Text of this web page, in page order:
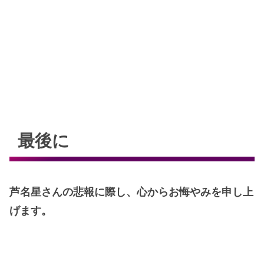
最後に
芦名星さんの悲報に際し、心からお悔やみを申し上
げます。